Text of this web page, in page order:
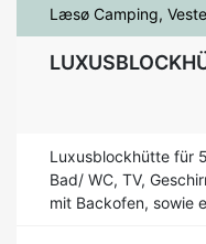
Læsø Camping,
Luxusblockhütte für
Bad/ WC, TV,
mit Backofen, sowie